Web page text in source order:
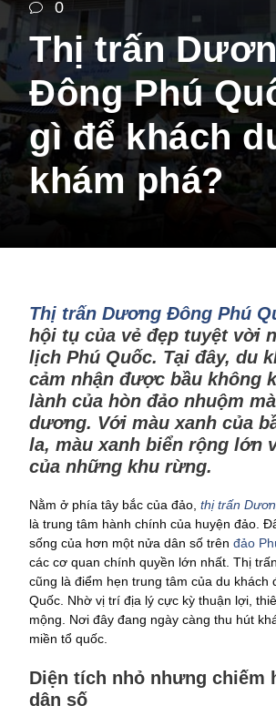
0
Thị trấn
Đông Phú
gì để khách
khám phá?
Thị trấn Dương Đông Phú
hội tụ của vẻ đẹp tuyệt vời
lịch Phú Quốc. Tại đây, du
cảm nhận được bầu không
lành của hòn đảo nhuộm
dương. Với màu xanh của
la, màu xanh biển rộng lớn
của những khu rừng.
Nằm ở phía tây bắc của đảo, thị trấn
là trung tâm hành chính của huyện đảo.
sống của hơn một nửa dân số trên đảo
các cơ quan chính quyền lớn nhất. Thị
cũng là điểm hẹn trung tâm của du khách
Quốc. Nhờ vị trí địa lý cực kỳ thuận lợi,
mộng. Nơi đây đang ngày càng thu hút
miền tổ quốc.
Diện tích nhỏ nhưng chiếm
dân số